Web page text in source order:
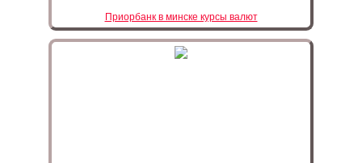
Приорбанк в минске курсы валют